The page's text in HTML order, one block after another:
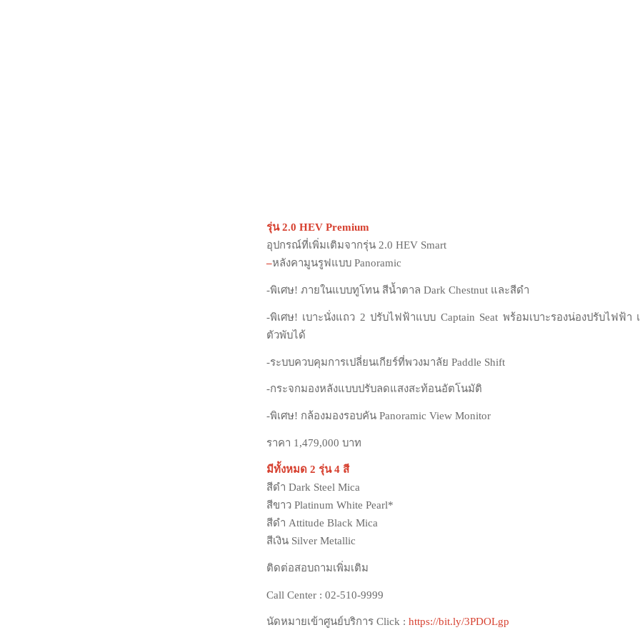
รุ่น 2.0 HEV Premium
อุปกรณ์ที่เพิ่มเติมจากรุ่น 2.0 HEV Smart
–หลังคามูนรูฟแบบ Panoramic
-พิเศษ! ภายในแบบทูโทน สีน้ำตาล Dark Chestnut และสีดำ
-พิเศษ! เบาะนั่งแถว 2 ปรับไฟฟ้าแบบ Captain Seat พร้อมเบาะรองน่องปรับไฟฟ้า
ตัวพับได้
-ระบบควบคุมการเปลี่ยนเกียร์ที่พวงมาลัย Paddle Shift
-กระจกมองหลังแบบปรับลดแสงสะท้อนอัตโนมัติ
-พิเศษ! กล้องมองรอบคัน Panoramic View Monitor
ราคา 1,479,000 บาท
มีทั้งหมด 2 รุ่น 4 สี
สีดำ Dark Steel Mica
สีขาว Platinum White Pearl*
สีดำ Attitude Black Mica
สีเงิน Silver Metallic
ติดต่อสอบถามเพิ่มเติม
Call Center : 02-510-9999
นัดหมายเข้าศูนย์บริการ Click : https://bit.ly/3PDOLgp